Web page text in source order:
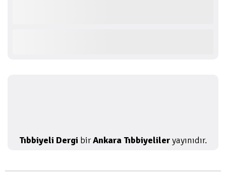
Tıbbiyeli Dergi birAnkara Tıbbiyelileryayınıdır.